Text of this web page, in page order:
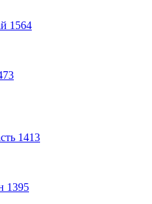
1564
1413
1395